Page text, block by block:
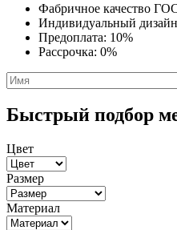
Фабричное качество
Индивидуальный
Предоплата: 10%
Рассрочка: 0%
Быстрый подбор
Цвет
Размер
Материал